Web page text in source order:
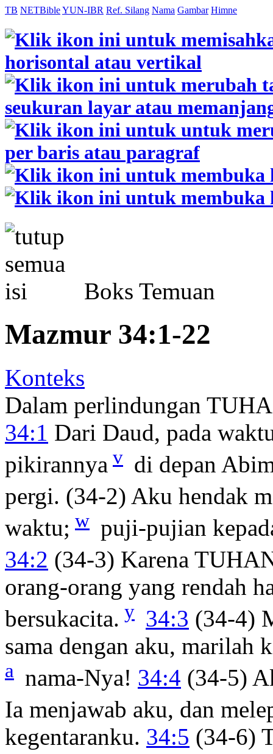
TB NETBibleYUN-IBR Ref. Silang Nama Gambar Himne
Boks Temuan
Mazmur 34:1-22
Konteks
Dalam perlindungan
34:1 Dari Daud, pada
pikirannya v di depan
pergi. (34-2) Aku hendak
waktu; w puji-pujian
34:2 (34-3) Karena
orang-orang yang rendah
bersukacita. y 34:3 (34-4)
sama dengan aku, marilah
a nama-Nya! 34:4 (34-5)
Ia menjawab aku, dan
kegentaranku. 34:5 (34-6)